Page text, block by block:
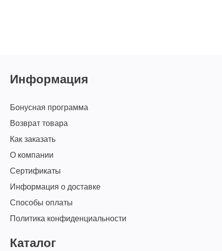
Информация
Бонусная программа
Возврат товара
Как заказать
О компании
Сертификаты
Информация о доставке
Способы оплаты
Политика конфиденциальности
Каталог